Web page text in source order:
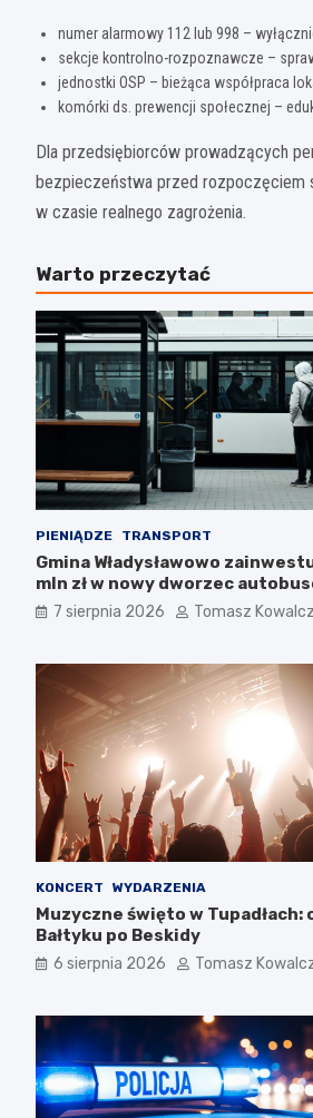
numer alarmowy 112 lub 998 –
sekcje kontrolno-rozpoznawcze –
jednostki OSP – bieżąca współpraca
komórki ds. prewencji społecznej –
Dla przedsiębiorców prowadzących
bezpieczeństwa przed rozpoczęciem
w czasie realnego zagrożenia.
Warto przeczytać
PIENIĄDZE TRANSPORT
Gmina Władysławowo
mln zł w nowy dworzec
7 sierpnia 2026 Tomasz
KONCERT WYDARZENIA
Muzyczne święto w Tupadłach:
Bałtyku po Beskidy
6 sierpnia 2026 Tomasz